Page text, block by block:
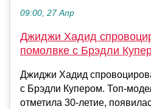
09:00, 27 Апр
Джиджи Хадид
помолвке с Брэдли
Джиджи Хадид
с Брэдли Купером. Топ-
отметила 30-летие,